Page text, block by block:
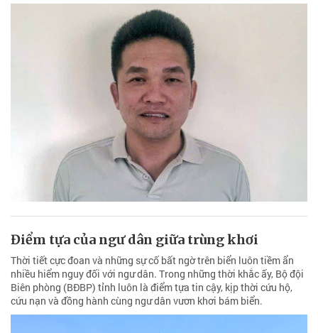
Điểm tựa của ngư dân giữa trùng khơi
Thời tiết cực đoan và những sự cố bất ngờ trên biển luôn tiềm ẩn
nhiều hiểm nguy đối với ngư dân. Trong những thời khắc ấy, Bộ đội
Biên phòng (BĐBP) tỉnh luôn là điểm tựa tin cậy, kịp thời cứu hộ,
cứu nạn và đồng hành cùng ngư dân vươn khơi bám biển.